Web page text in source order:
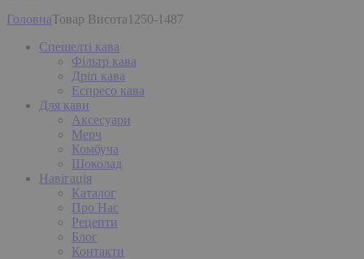
ГоловнаТовар Висота 1250-1487
Спешелті кава
Фільтр кава
Дріп кава
Еспресо кава
Для кави
Аксесуари
Мерч
Комбуча
Шоколад
Навігація
Каталог
Про Нас
Рецепти
Блог
Контакти